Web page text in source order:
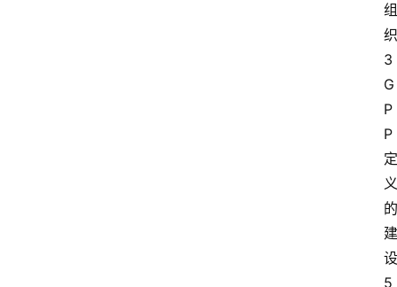
组
织
3
G
P
P
定
义
的
建
设
5